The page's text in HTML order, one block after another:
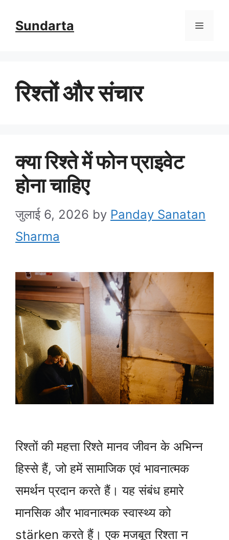
Sundarta Menu
रिश्तों और संचार
क्या रिश्ते में फोन प्राइवेट
होना चाहिए
जुलाई 6, 2026 by Panday Sanatan
Sharma
रिश्तों की महत्ता रिश्ते मानव जीवन के अभिन्न
हिस्से हैं, जो हमें सामाजिक एवं भावनात्मक
समर्थन प्रदान करते हैं। यह संबंध हमारे
मानसिक और भावनात्मक स्वास्थ्य को
stärken करते हैं। एक मजबूत रिश्ता न